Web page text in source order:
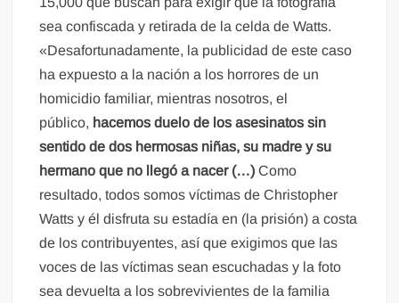
sea confiscada y retirada de la celda de Watts.
«Desafortunadamente, la publicidad de este caso
ha expuesto a la nación a los horrores de un
homicidio familiar, mientras nosotros, el
público, hacemos duelo de los asesinatos sin
sentido de dos hermosas niñas, su madre y su
hermano que no llegó a nacer (…)Como
resultado, todos somos víctimas de Christopher
Watts y él disfruta su estadía en (la prisión) a costa
de los contribuyentes, así que exigimos que las
voces de las víctimas sean escuchadas y la foto
sea devuelta a los sobrevivientes de la familia